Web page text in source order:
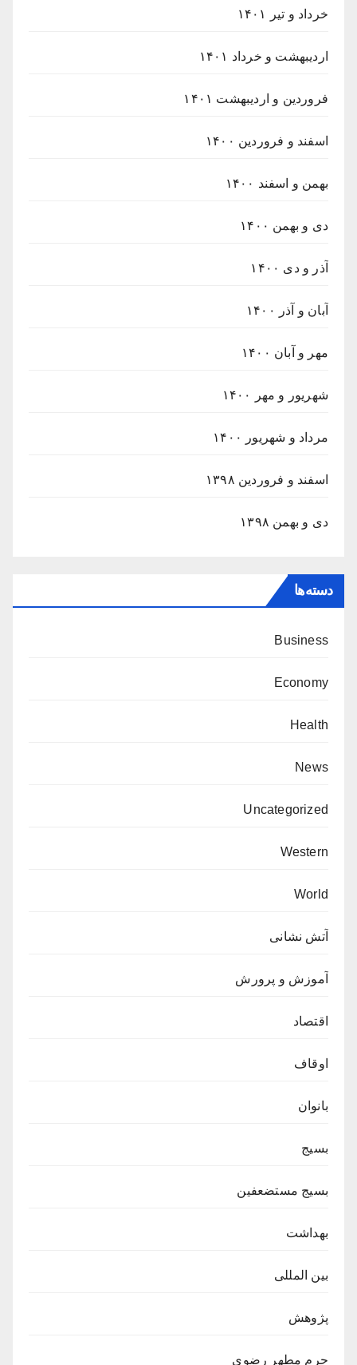
خرداد و تیر ۱۴۰۱
اردیبهشت و خرداد ۱۴۰۱
فروردین و اردیبهشت ۱۴۰۱
اسفند و فروردین ۱۴۰۰
بهمن و اسفند ۱۴۰۰
دی و بهمن ۱۴۰۰
آذر و دی ۱۴۰۰
آبان و آذر ۱۴۰۰
مهر و آبان ۱۴۰۰
شهریور و مهر ۱۴۰۰
مرداد و شهریور ۱۴۰۰
اسفند و فروردین ۱۳۹۸
دی و بهمن ۱۳۹۸
دسته‌ها
Business
Economy
Health
News
Uncategorized
Western
World
آتش نشانی
آموزش و پرورش
اقتصاد
اوقاف
بانوان
بسیج
بسیج مستضعفین
بهداشت
بین المللی
پژوهش
حرم مطهر رضوی